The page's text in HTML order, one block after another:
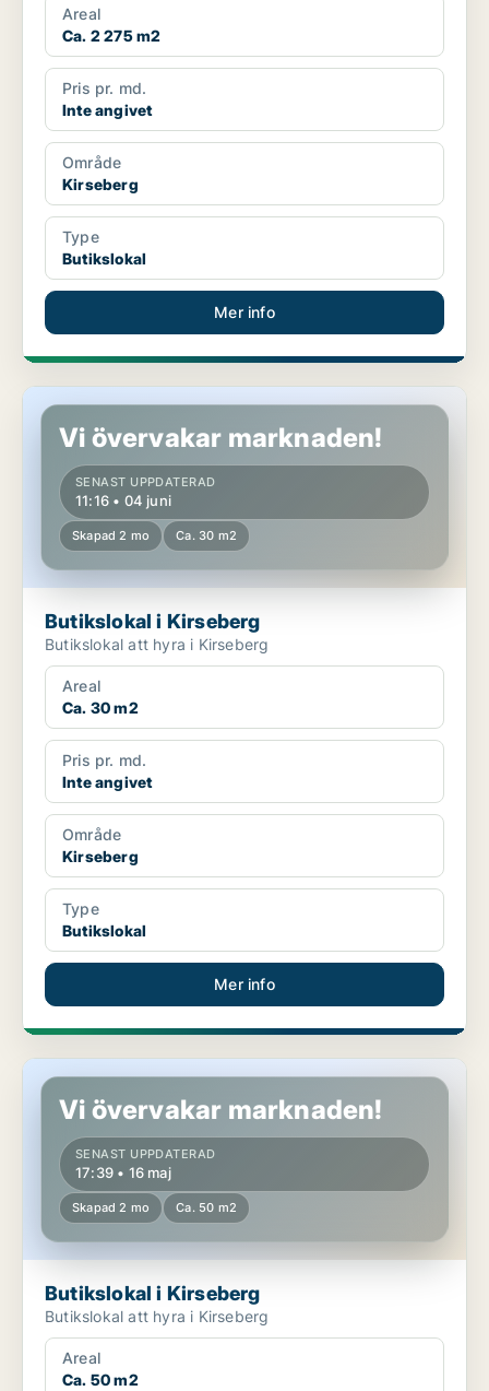
Areal
Ca. 2 275 m2
Pris pr. md.
Inte angivet
Område
Kirseberg
Type
Butikslokal
Mer info
Butikslokal i Kirseberg
Vi övervakar marknaden!
SENAST UPPDATERAD
11:16 • 04 juni
Skapad 2 mo Ca. 30 m2
Butikslokal i Kirseberg
Butikslokal att hyra i Kirseberg
Areal
Ca. 30 m2
Pris pr. md.
Inte angivet
Område
Kirseberg
Type
Butikslokal
Mer info
Butikslokal i Kirseberg
Vi övervakar marknaden!
SENAST UPPDATERAD
17:39 • 16 maj
Skapad 2 mo Ca. 50 m2
Butikslokal i Kirseberg
Butikslokal att hyra i Kirseberg
Areal
Ca. 50 m2